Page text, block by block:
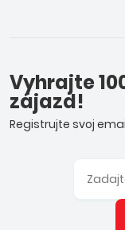
Vyhrajte
zájazd!
Registrujte svoj